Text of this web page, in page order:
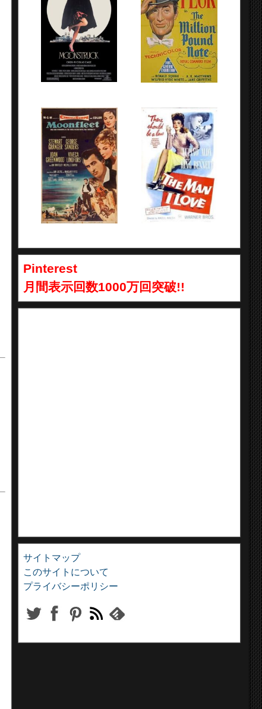
Pinterest
月間表示回数1000万回突破!!
サイトマップ
このサイトについて
プライバシーポリシー